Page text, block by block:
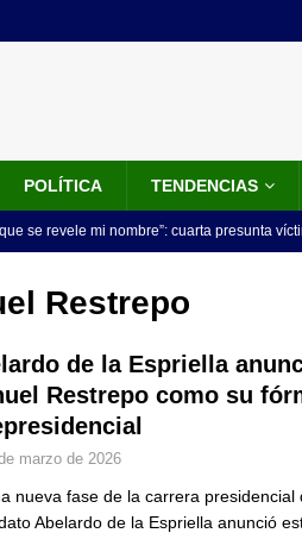
POLÍTICA TENDENCIAS
se revele mi nombre”: cuarta presunta
acusó a hombre que habría intentado
accidente de tránsito JUDICIALES
tres denunciantes entregan los
Vargas JUDICIALES
examen toxicológico a exdirectora del
NOTICIAS
Restrepo
de la Espriella
Restrepo como su
marzo de 2026
nueva fase de la carrera presidencial
Abelardo de la Espriella anunció